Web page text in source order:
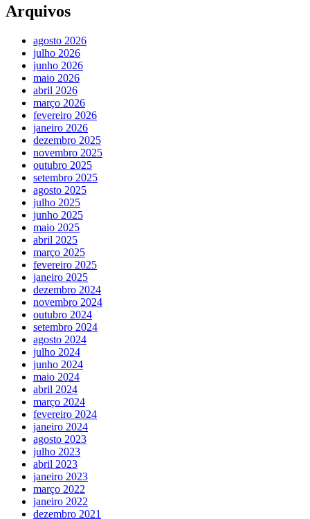
Arquivos
agosto 2026
julho 2026
junho 2026
maio 2026
abril 2026
março 2026
fevereiro 2026
janeiro 2026
dezembro 2025
novembro 2025
outubro 2025
setembro 2025
agosto 2025
julho 2025
junho 2025
maio 2025
abril 2025
março 2025
fevereiro 2025
janeiro 2025
dezembro 2024
novembro 2024
outubro 2024
setembro 2024
agosto 2024
julho 2024
junho 2024
maio 2024
abril 2024
março 2024
fevereiro 2024
janeiro 2024
agosto 2023
julho 2023
abril 2023
janeiro 2023
março 2022
janeiro 2022
dezembro 2021